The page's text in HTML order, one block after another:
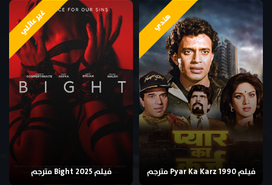
هندي
فيلم Pyar Ka Karz 1990 مترجم
غير عائلي
فيلم Bight 2025 مترجم